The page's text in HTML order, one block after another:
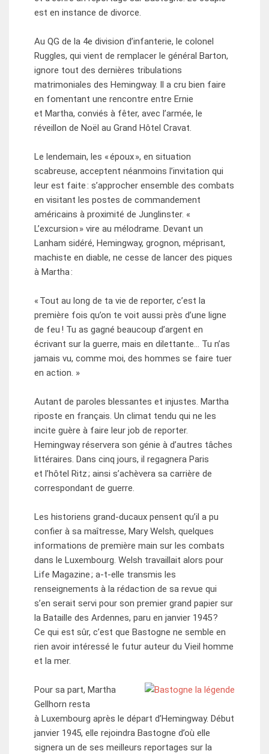
est en instance de divorce.
Au QG de la 4e division d’infanterie, le colonel
Ruggles, qui vient de remplacer le général Barton,
ignore tout des dernières tribulations
matrimoniales des Hemingway. Il a cru bien faire
en fomentant une rencontre entre Ernie
et Martha, conviés à fêter, avec l’armée, le
réveillon de Noël au Grand Hôtel Cravat.
Le lendemain, les « époux », en situation
scabreuse, acceptent néanmoins l’invitation qui
leur est faite : s’approcher ensemble des combats
en visitant les postes de commandement
américains à proximité de Junglinster. «
L’excursion » vire au mélodrame. Devant un
Lanham sidéré, Hemingway, grognon, méprisant,
machiste en diable, ne cesse de lancer des piques
à Martha :
« Tout au long de ta vie de reporter, c’est la
première fois qu’on te voit aussi près d’une ligne
de feu ! Tu as gagné beaucoup d’argent en
écrivant sur la guerre, mais en dilettante… Tu n’as
jamais vu, comme moi, des hommes se faire tuer
en action. »
Autant de paroles blessantes et injustes. Martha
riposte en français. Un climat tendu qui ne les
incite guère à faire leur job de reporter.
Hemingway réservera son génie à d’autres tâches
littéraires. Dans cinq jours, il regagnera Paris
et l’hôtel Ritz ; ainsi s’achèvera sa carrière de
correspondant de guerre.
Les historiens grand-ducaux pensent qu’il a pu
confier à sa maîtresse, Mary Welsh, quelques
informations de première main sur les combats
dans le Luxembourg. Welsh travaillait alors pour
Life Magazine ; a-t-elle transmis les
renseignements à la rédaction de sa revue qui
s’en serait servi pour son premier grand papier sur
la Bataille des Ardennes, paru en janvier 1945 ?
Ce qui est sûr, c’est que Bastogne ne semble en
rien avoir intéressé le futur auteur du Vieil homme
et la mer.
Pour sa part, Martha
Gellhorn resta
à Luxembourg après le départ d’Hemingway. Début
janvier 1945, elle rejoindra Bastogne d’où elle
signera un de ses meilleurs reportages sur la